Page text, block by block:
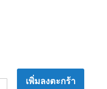
เพิ่มลงตะกร้า